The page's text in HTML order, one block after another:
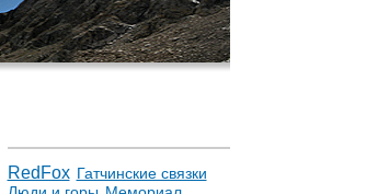
RedFox Гатчинские связки